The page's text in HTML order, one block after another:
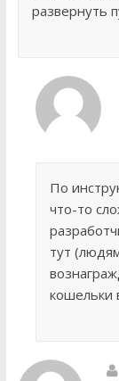
развернуть
По
что-то
тут
кошельки